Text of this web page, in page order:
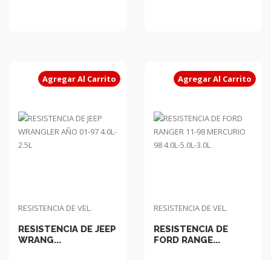
Agregar Al Carrito
RESISTENCIA DE VEL.
RESISTENCIA DE JEEP
WRANG...
Agregar Al Carrito
RESISTENCIA DE VEL.
RESISTENCIA DE
FORD RANGE...